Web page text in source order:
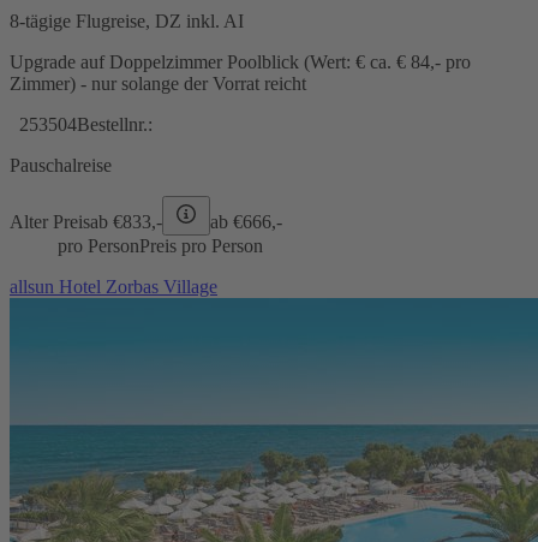
8-tägige Flugreise, DZ inkl. AI
Upgrade auf Doppelzimmer Poolblick (Wert: € ca. € 84,- pro
Zimmer) - nur solange der Vorrat reicht
253504Bestellnr.:
Pauschalreise
Alter Preisab €833,- ab €666,-
pro PersonPreis pro Person
allsun Hotel Zorbas Village